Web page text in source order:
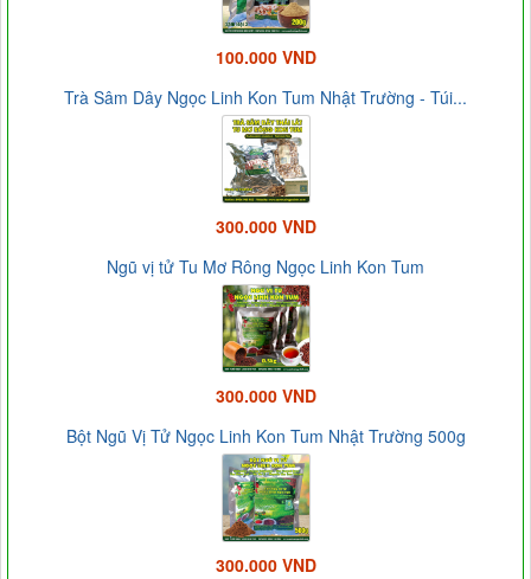
100.000 VND
Trà Sâm Dây Ngọc Linh Kon Tum Nhật Trường - Túi...
300.000 VND
Ngũ vị tử Tu Mơ Rông Ngọc Linh Kon Tum
300.000 VND
Bột Ngũ Vị Tử Ngọc Linh Kon Tum Nhật Trường 500g
300.000 VND